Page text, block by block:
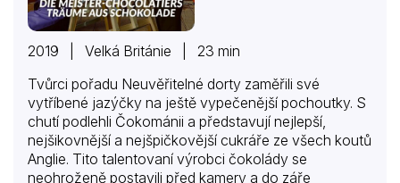
2019 | Velká Británie | 23 min
Tvůrci pořadu Neuvěřitelné dorty zaměřili své
vytříbené jazýčky na ještě vypečenější pochoutky. S
chutí podlehli Čokománii a představují nejlepší,
nejšikovnější a nejšpičkovější cukráře ze všech koutů
Anglie. Tito talentovaní výrobci čokolády se
neohroženě postavili před kamery a do záře